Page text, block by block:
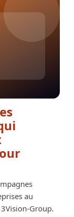
au
Group.